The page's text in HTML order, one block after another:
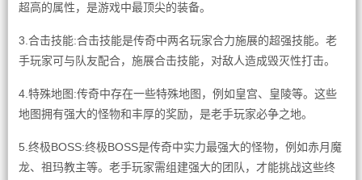
超高的属性，是游戏中最顶尖的装备。
3.合击技能:合击技能是传奇中两名玩家合力施展的超强技能。老
手玩家可与队友配合，施展合击技能，对敌人造成毁灭性打击。
4.特殊地图:传奇中存在一些特殊地图，例如皇宫、皇陵等。这些
地图拥有强大的怪物和丰厚的奖励，是老手玩家必争之地。
5.终极BOSS:终极BOSS是传奇中实力最强大的怪物，例如赤月魔
龙、祖玛教主等。老手玩家需组建强大的团队，才能挑战这些终